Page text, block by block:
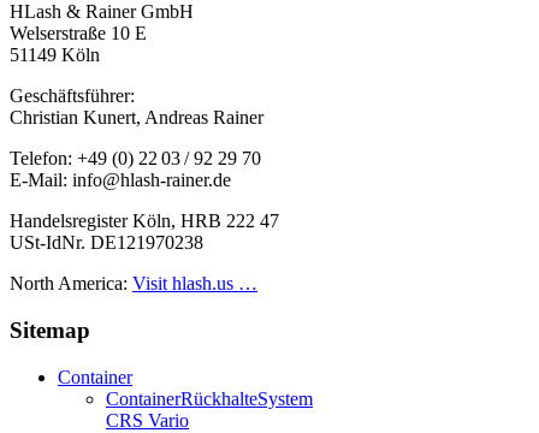
HLash & Rainer GmbH
Welserstraße 10 E
51149 Köln
Geschäftsführer:
Christian Kunert, Andreas Rainer
Telefon: +49 (0) 22 03 / 92 29 70
E-Mail: info@hlash-rainer.de
Handelsregister Köln, HRB 222 47
USt-IdNr. DE121970238
North America: Visit hlash.us …
Sitemap
Container
Container­Rückhalte­System
CRS Vario